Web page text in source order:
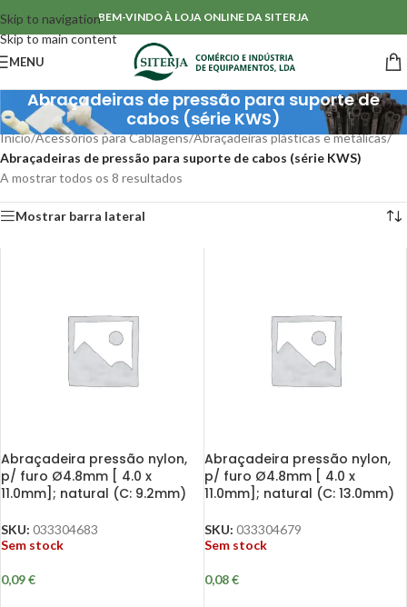
Skip to navigation
Skip to main content
BEM-VINDO À LOJA ONLINE DA SITERJA
MENU
Abraçadeiras de pressão para suporte de
cabos (série KWS)
Início/Acessórios para Cablagens/Abraçadeiras plásticas e metálicas/
Abraçadeiras de pressão para suporte de cabos (série KWS)
A mostrar todos os 8 resultados
Mostrar barra lateral
Abraçadeira pressão nylon,
p/ furo Ø4.8mm [ 4.0 x
11.0mm]; natural (C: 9.2mm)
SKU: 033304683
Sem stock
0,09€
Abraçadeira pressão nylon,
p/ furo Ø4.8mm [ 4.0 x
11.0mm]; natural (C: 13.0mm)
SKU: 033304679
Sem stock
0,08€